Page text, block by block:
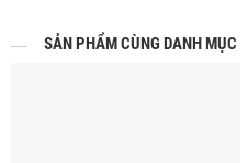
SẢN PHẨM CÙNG DANH MỤC